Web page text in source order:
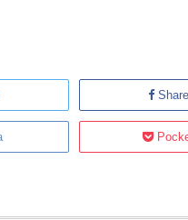
Share